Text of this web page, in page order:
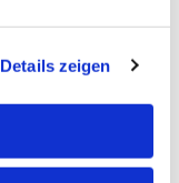
Details zeigen